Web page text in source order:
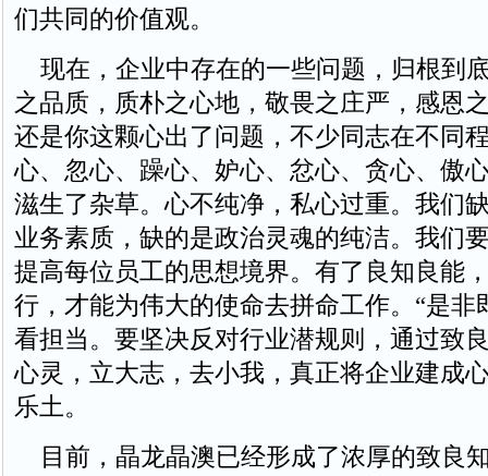
们共同的价值观。
现在，企业中存在的一些问题，归根到
之品质，质朴之心地，敬畏之庄严，感恩
还是你这颗心出了问题，不少同志在不同
心、忽心、躁心、妒心、忿心、贪心、傲
滋生了杂草。心不纯净，私心过重。我们
业务素质，缺的是政治灵魂的纯洁。我们
提高每位员工的思想境界。有了良知良能
行，才能为伟大的使命去拼命工作。“是非
看担当。要坚决反对行业潜规则，通过致
心灵，立大志，去小我，真正将企业建成
乐土。
目前，晶龙晶澳已经形成了浓厚的致良